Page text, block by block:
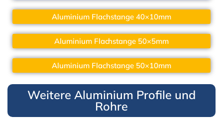
Aluminium Flachstange 40×10mm
Aluminium Flachstange 50×5mm
Aluminium Flachstange 50×10mm
Weitere Aluminium Profile und
Rohre